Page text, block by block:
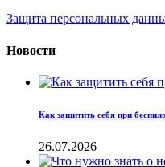
Защита персональных
Новости
Как защитить себя при
26.07.2026